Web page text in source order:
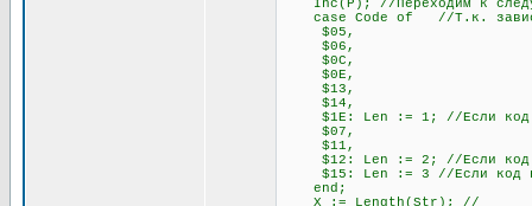
Inc(P); //Переходим к
case Code of //Т.к.
$05,
$06,
$0C,
$0E,
$13,
$14,
$1E: Len := 1; //Если код
$07,
$11,
$12: Len := 2; //Если код
$15: Len := 3 //Если код
end;
X := Length(Str); //